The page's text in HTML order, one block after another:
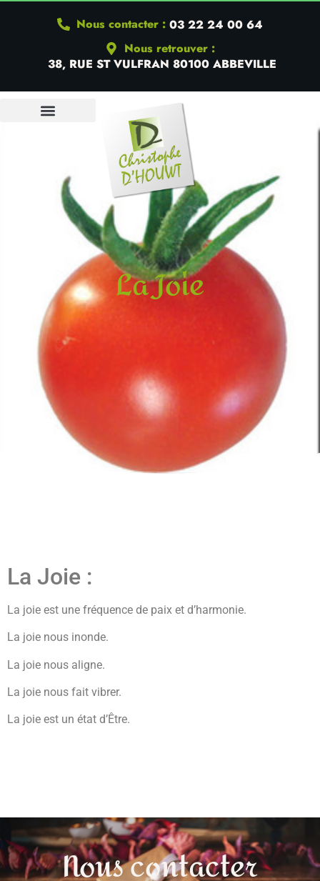
Nous contacter : 03 22 24 00 64
Nous retrouver :
38, RUE ST VULFRAN 80100 ABBEVILLE
La Joie
La Joie :
La joie est une fréquence de paix et d’harmonie.
La joie nous inonde.
La joie nous aligne.
La joie nous fait vibrer.
La joie est un état d’Être.
Nous contacter